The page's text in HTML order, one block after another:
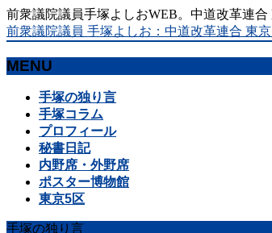
前衆議院議員手塚よしおWEB。中道改革連
前衆議院議員 手塚よしお：中道改革連合 東
MENU
手塚の独り言
手塚コラム
プロフィール
秘書日記
内野席・外野席
ポスター博物館
東京5区
手塚の独り言